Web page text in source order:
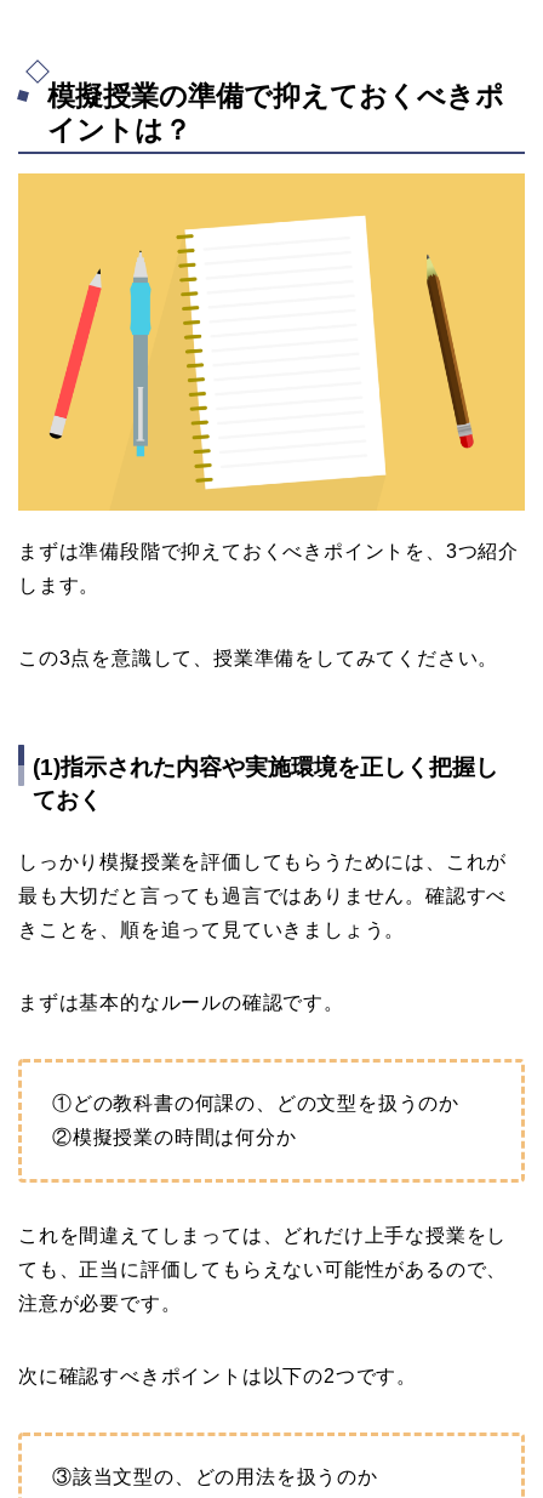
模擬授業の準備で抑えておくべきポ
イントは？
まずは準備段階で抑えておくべきポイントを、3つ紹介
します。
この3点を意識して、授業準備をしてみてください。
(1)指示された内容や実施環境を正しく把握し
ておく
しっかり模擬授業を評価してもらうためには、これが
最も大切だと言っても過言ではありません。確認すべ
きことを、順を追って見ていきましょう。
まずは基本的なルールの確認です。
①どの教科書の何課の、どの文型を扱うのか
②模擬授業の時間は何分か
これを間違えてしまっては、どれだけ上手な授業をし
ても、正当に評価してもらえない可能性があるので、
注意が必要です。
次に確認すべきポイントは以下の2つです。
③該当文型の、どの用法を扱うのか